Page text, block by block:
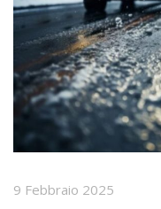
9 Febbraio 2025